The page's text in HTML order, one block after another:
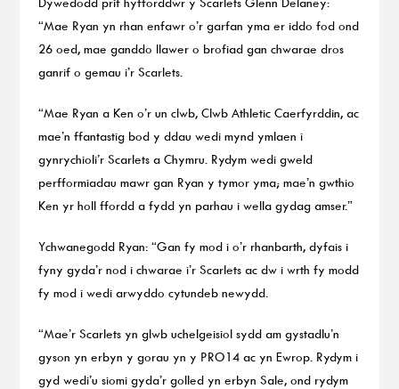
“Mae Ryan yn rhan enfawr o’r garfan yma er iddo fod ond
26 oed, mae ganddo llawer o brofiad gan chwarae dros
ganrif o gemau i’r Scarlets.
“Mae Ryan a Ken o’r un clwb, Clwb Athletic Caerfyrddin, ac
mae’n ffantastig bod y ddau wedi mynd ymlaen i
gynrychioli’r Scarlets a Chymru. Rydym wedi gweld
perfformiadau mawr gan Ryan y tymor yma; mae’n gwthio
Ken yr holl ffordd a fydd yn parhau i wella gydag amser.”
Ychwanegodd Ryan: “Gan fy mod i o’r rhanbarth, dyfais i
fyny gyda’r nod i chwarae i’r Scarlets ac dw i wrth fy modd
fy mod i wedi arwyddo cytundeb newydd.
“Mae’r Scarlets yn glwb uchelgeisiol sydd am gystadlu’n
gyson yn erbyn y gorau yn y PRO14 ac yn Ewrop. Rydym i
gyd wedi’u siomi gyda’r golled yn erbyn Sale, ond rydym